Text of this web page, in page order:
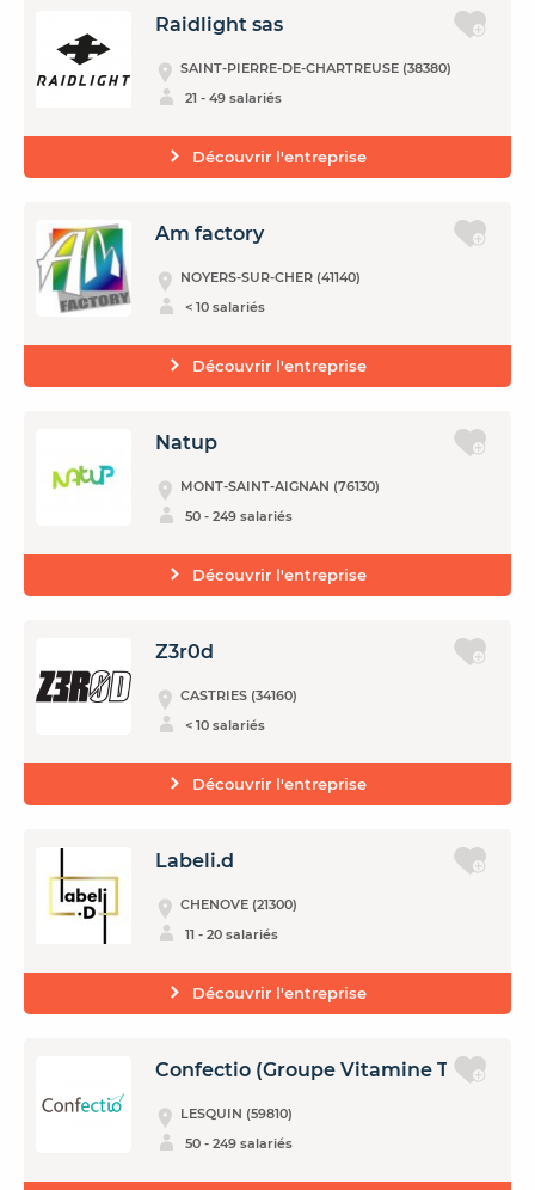
Raidlight sas
SAINT-PIERRE-DE-CHARTREUSE (38380)
21 - 49 salariés
Découvrir l'entreprise
Am factory
NOYERS-SUR-CHER (41140)
< 10 salariés
Découvrir l'entreprise
Natup
MONT-SAINT-AIGNAN (76130)
50 - 249 salariés
Découvrir l'entreprise
Z3r0d
CASTRIES (34160)
< 10 salariés
Découvrir l'entreprise
Labeli.d
CHENOVE (21300)
11 - 20 salariés
Découvrir l'entreprise
Confectio (Groupe Vitamine T)
LESQUIN (59810)
50 - 249 salariés